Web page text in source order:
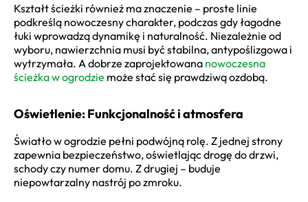
Kształt ścieżki również ma znaczenie – proste linie
podkreślą nowoczesny charakter, podczas gdy łagodne
łuki wprowadzą dynamikę i naturalność. Niezależnie od
wyboru, nawierzchnia musi być stabilna, antypoślizgowa i
wytrzymała. A dobrze zaprojektowana nowoczesna
ścieżka w ogrodzie może stać się prawdziwą ozdobą.
Oświetlenie: Funkcjonalność i atmosfera
Światło w ogrodzie pełni podwójną rolę. Z jednej strony
zapewnia bezpieczeństwo, oświetlając drogę do drzwi,
schody czy numer domu. Z drugiej – buduje
niepowtarzalny nastrój po zmroku.